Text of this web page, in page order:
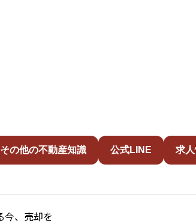
その他の不動産知識 公式LINE 求